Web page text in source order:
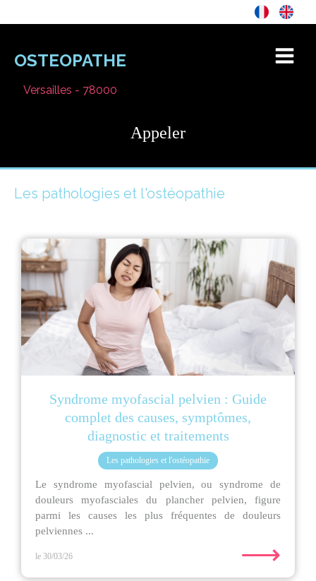
OSTEOPATHE
Versailles - 78000
Appeler
Les pathologies et l'ostéopathie
Syndrome myofascial pelvien : Guide
complet des causes, symptômes,
diagnostic et traitements
Les pathologies et l'ostéopathie
Le syndrome myofascial pelvien, ou syndrome de
douleurs myofasciales du plancher pelvien, figure
parmi les causes les plus fréquentes de douleurs
pelviennes ...
le 30/03/26 ⟶